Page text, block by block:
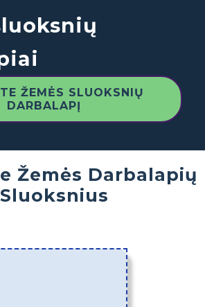
ŽEMĖS SLUOKSNIŲ
DARBALAPĮ
Žemės Darbalapių
Sluoksnius